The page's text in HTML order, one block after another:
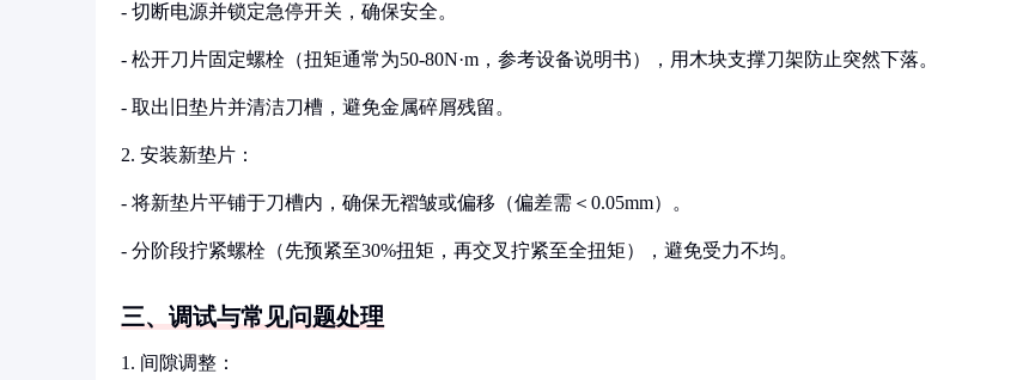
- 切断电源并锁定急停开关，确保安全。
- 松开刀片固定螺栓（扭矩通常为50-80N·m，参考设备说明书），用木块支撑刀架防止突然下落。
- 取出旧垫片并清洁刀槽，避免金属碎屑残留。
2. 安装新垫片：
- 将新垫片平铺于刀槽内，确保无褶皱或偏移（偏差需＜0.05mm）。
- 分阶段拧紧螺栓（先预紧至30%扭矩，再交叉拧紧至全扭矩），避免受力不均。
三、调试与常见问题处理
1. 间隙调整：